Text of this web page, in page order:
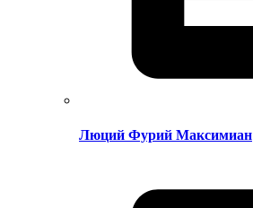
Люций Фурий Максимиан